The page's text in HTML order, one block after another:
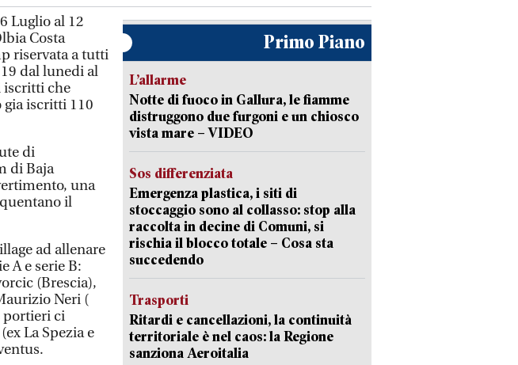
Luglio al 12
Costa
riservata a tutti
dal lunedi al
iscritti che
gia iscritti 110
di
di Baja
una
il
ad allenare
A e serie B:
(Brescia),
Neri (
portieri ci
La Spezia e
Primo Piano
L’allarme
Notte di fuoco in Gallura, le fiamme
distruggono due furgoni e un chiosco
vista mare – VIDEO
Sos differenziata
Emergenza plastica, i siti di
stoccaggio sono al collasso: stop alla
raccolta in decine di Comuni, si
rischia il blocco totale – Cosa sta
succedendo
Trasporti
Ritardi e cancellazioni, la continuità
territoriale è nel caos: la Regione
sanziona Aeroitalia